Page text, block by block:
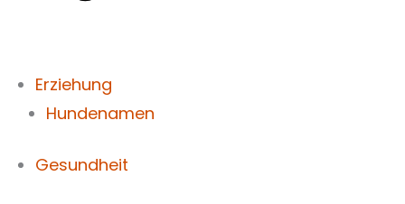
Erziehung
Hundenamen
Gesundheit